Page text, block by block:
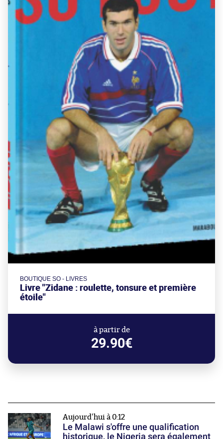
BOUTIQUE SO - LIVRES
Livre "Zidane : roulette, tonsure et première
étoile"
à partir de
29.90€
Aujourd'hui à 0:12
Le Malawi s'offre une qualification
historique, le Nigeria sera également